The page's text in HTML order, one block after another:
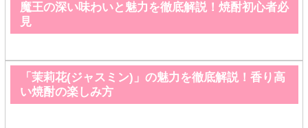
魔王の深い味わいと魅力を徹底解説！焼酎初心者必
見
「茉莉花(ジャスミン)」の魅力を徹底解説！香り高
い焼酎の楽しみ方